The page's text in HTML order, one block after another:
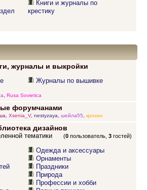
Книги и журналы по
крестику
журналы и выкройки
Журналы по вышивке
Rusa Sovietica
форумчанами
, Xsenia_V, nestyzaya, шейла55, крохин
дизайнов
(0 пользователь,3 гостей)
тематики
Одежда и аксессуары
Орнаменты
Праздники
Природа
Профессии и хобби